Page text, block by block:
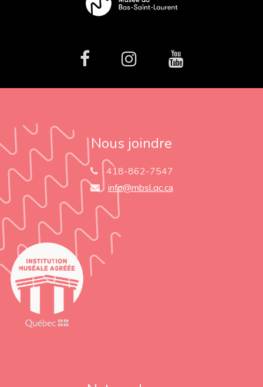
facebookInstagramYoutube
Nous joindre
418-862-7547
info@mbsl.qc.ca